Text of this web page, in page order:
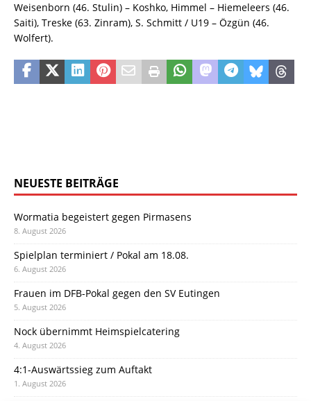
Weisenborn (46. Stulin) – Koshko, Himmel – Hiemeleers (46.
Saiti), Treske (63. Zinram), S. Schmitt / U19 – Özgün (46.
Wolfert).
NEUESTE BEITRÄGE
Wormatia begeistert gegen Pirmasens
8. August 2026
Spielplan terminiert / Pokal am 18.08.
6. August 2026
Frauen im DFB-Pokal gegen den SV Eutingen
5. August 2026
Nock übernimmt Heimspielcatering
4. August 2026
4:1-Auswärtssieg zum Auftakt
1. August 2026